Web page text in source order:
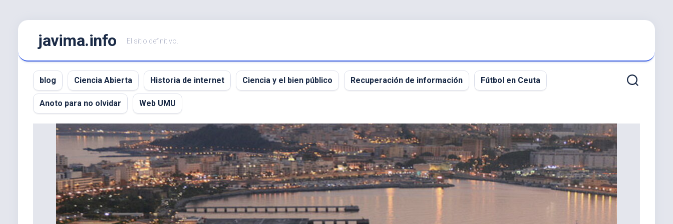
Saltar
javima.info El sitio definitivo.
blog Ciencia Abierta Historia de internet Ciencia y el bien público Recuperación de información Fútbol en Ceuta
Anoto para no olvidar Web UMU